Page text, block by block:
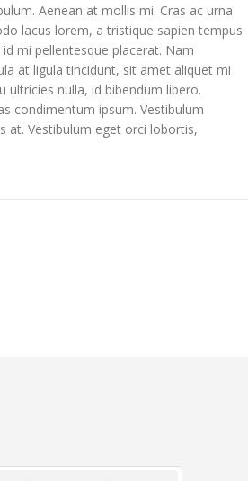
Aenean at mollis mi. Cras ac urna
lacus lorem, a tristique sapien tempus
mi pellentesque placerat. Nam
at ligula tincidunt, sit amet aliquet mi
ultricies nulla, id bibendum libero.
condimentum ipsum. Vestibulum
at. Vestibulum eget orci lobortis,